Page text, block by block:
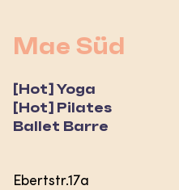
Mae Süd
​​Ebertstr.17a
[Hot] Yoga
[Hot] Pilates
Ballet Barre